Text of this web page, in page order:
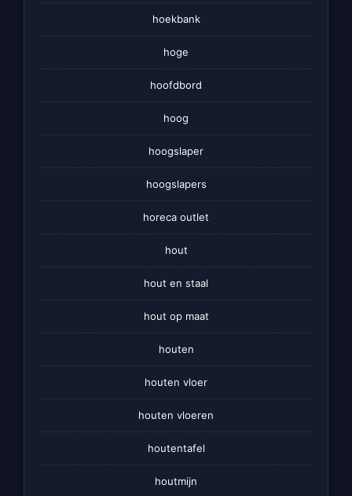
hoekbank
hoge
hoofdbord
hoog
hoogslaper
hoogslapers
horeca outlet
hout
hout en staal
hout op maat
houten
houten vloer
houten vloeren
houtentafel
houtmijn